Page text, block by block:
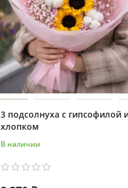
3 подсолнуха с гипсофилой
хлопком
В наличии